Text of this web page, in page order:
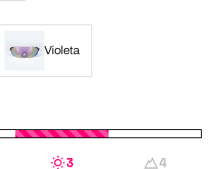
Violeta
3 4